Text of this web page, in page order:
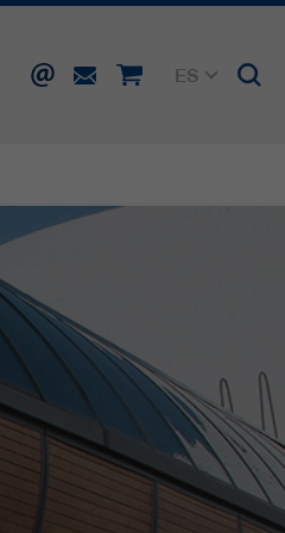
ES